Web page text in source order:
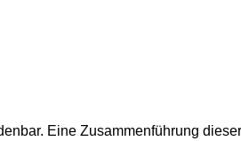
Eine Zusammenführung